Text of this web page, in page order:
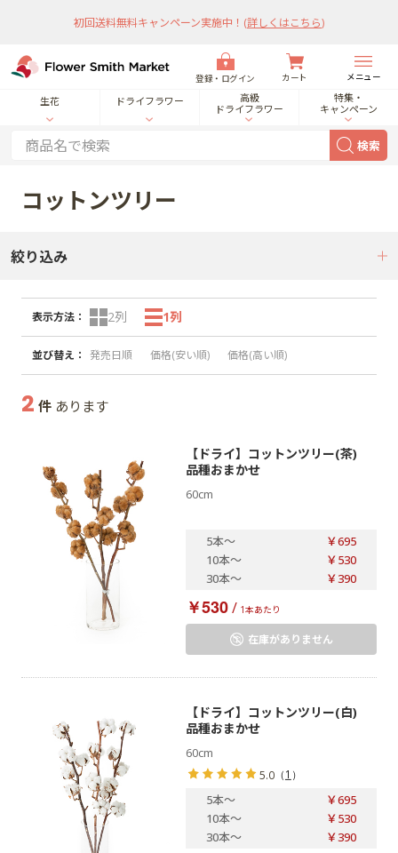
初回送料無料キャンペーン実施中！ (詳しくはこちら)
登録・ログイン カート メニュー
生花 ドライフラワー
高級
ドライフラワー
特集・
キャンペーン
検索
コットンツリー
絞り込み
表示方法： 2列 1列
並び替え ： 発売日順 価格(安い順) 価格(高い順)
2 件 あります
【ドライ】コットンツリー(茶)
品種おまかせ
60cm
5本～
￥695
10本～
￥530
30本～ ￥390
￥530/ 1本あたり
在庫がありません
【ドライ】コットンツリー(白)
品種おまかせ
60cm
5.0 （1 ）
5本～
￥695
10本～
￥530
30本～ ￥390